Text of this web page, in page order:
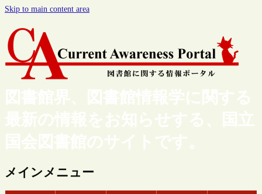
Skip to main content area
図書館界、図書館情報学に関する
最新の情報をお知らせする、国立
国会図書館のサイトです。
メインメニュー